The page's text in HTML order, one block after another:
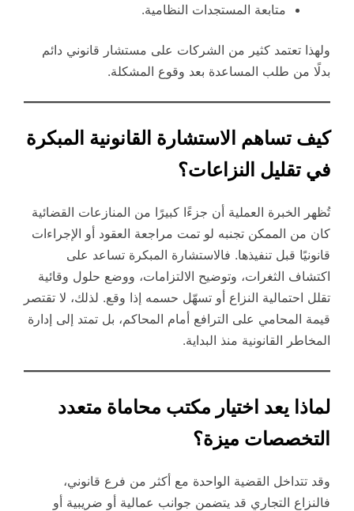
متابعة المستجدات النظامية.
ولهذا تعتمد كثير من الشركات على مستشار قانوني دائم
بدلًا من طلب المساعدة بعد وقوع المشكلة.
كيف تساهم الاستشارة القانونية المبكرة
في تقليل النزاعات؟
تُظهر الخبرة العملية أن جزءًا كبيرًا من المنازعات القضائية
كان من الممكن تجنبه لو تمت مراجعة العقود أو الإجراءات
قانونيًا قبل تنفيذها. فالاستشارة المبكرة تساعد على
اكتشاف الثغرات، وتوضيح الالتزامات، ووضع حلول وقائية
تقلل احتمالية النزاع أو تسهّل حسمه إذا وقع. لذلك، لا تقتصر
قيمة المحامي على الترافع أمام المحاكم، بل تمتد إلى إدارة
المخاطر القانونية منذ البداية.
لماذا يعد اختيار مكتب محاماة متعدد
التخصصات ميزة؟
وقد تتداخل القضية الواحدة مع أكثر من فرع قانوني،
فالنزاع التجاري قد يتضمن جوانب عمالية أو ضريبية أو